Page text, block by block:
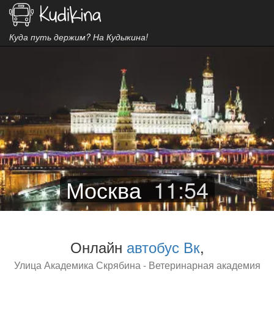
Куда путь держим? На Кудыкина!
Москва 11:54
Онлайн автобус Вк,
Улица Академика Скрябина - Ветеринарная академия